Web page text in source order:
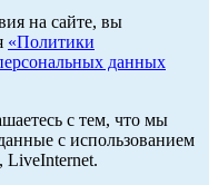
на сайте, вы
«Политики
данных
с тем, что мы
с использованием
, LiveInternet.